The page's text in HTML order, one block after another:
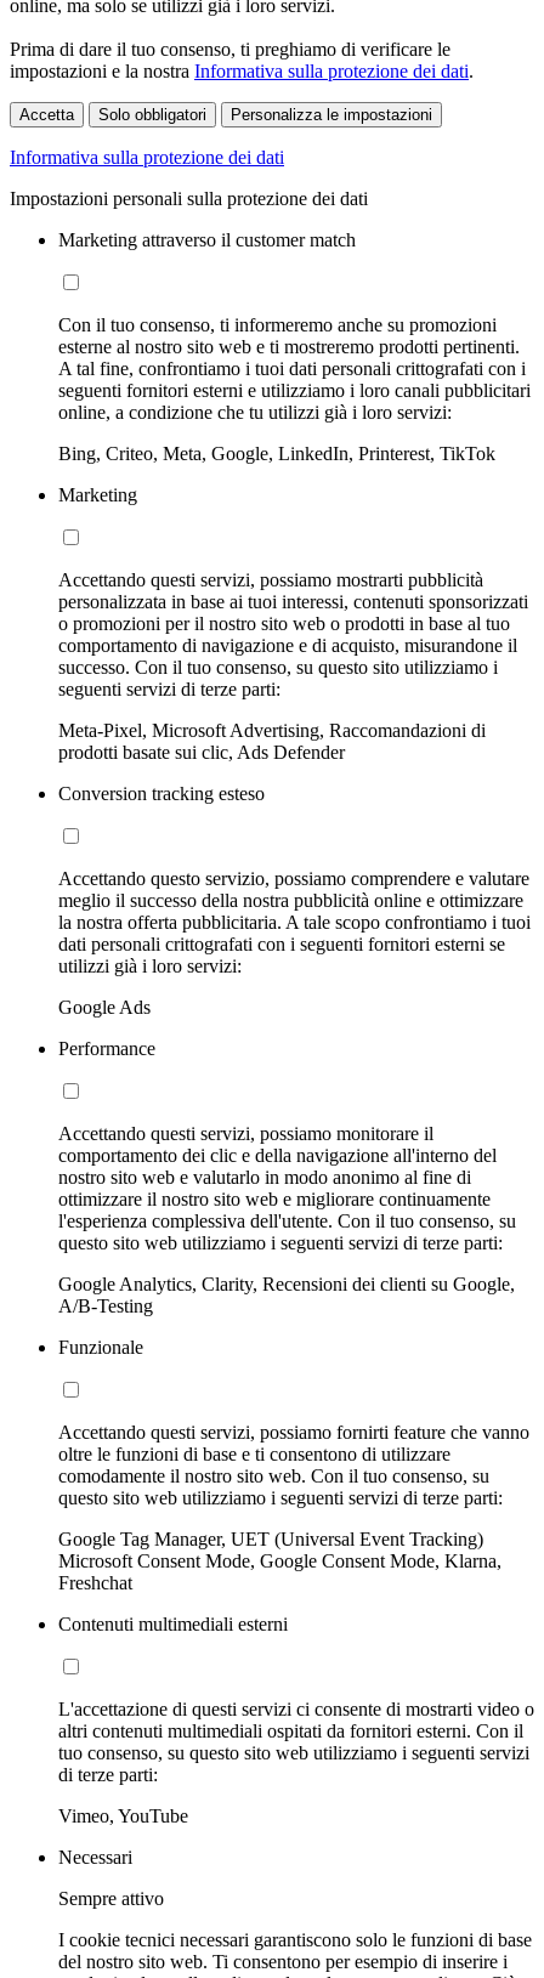
online, ma solo se utilizzi già i loro servizi.
Prima di dare il tuo consenso, ti preghiamo di verificare le
impostazioni e la nostra Informativa sulla protezione dei dati.
Accetta Solo obbligatori Personalizza le impostazioni
Informativa sulla protezione dei dati
Impostazioni personali sulla protezione dei dati
Marketing attraverso il customer match
Con il tuo consenso, ti informeremo anche su promozioni
esterne al nostro sito web e ti mostreremo prodotti pertinenti.
A tal fine, confrontiamo i tuoi dati personali crittografati con i
seguenti fornitori esterni e utilizziamo i loro canali pubblicitari
online, a condizione che tu utilizzi già i loro servizi:
Bing, Criteo, Meta, Google, LinkedIn, Printerest, TikTok
Marketing
Accettando questi servizi, possiamo mostrarti pubblicità
personalizzata in base ai tuoi interessi, contenuti sponsorizzati
o promozioni per il nostro sito web o prodotti in base al tuo
comportamento di navigazione e di acquisto, misurandone il
successo. Con il tuo consenso, su questo sito utilizziamo i
seguenti servizi di terze parti:
Meta-Pixel, Microsoft Advertising, Raccomandazioni di
prodotti basate sui clic, Ads Defender
Conversion tracking esteso
Accettando questo servizio, possiamo comprendere e valutare
meglio il successo della nostra pubblicità online e ottimizzare
la nostra offerta pubblicitaria. A tale scopo confrontiamo i tuoi
dati personali crittografati con i seguenti fornitori esterni se
utilizzi già i loro servizi:
Google Ads
Performance
Accettando questi servizi, possiamo monitorare il
comportamento dei clic e della navigazione all'interno del
nostro sito web e valutarlo in modo anonimo al fine di
ottimizzare il nostro sito web e migliorare continuamente
l'esperienza complessiva dell'utente. Con il tuo consenso, su
questo sito web utilizziamo i seguenti servizi di terze parti:
Google Analytics, Clarity, Recensioni dei clienti su Google,
A/B-Testing
Funzionale
Accettando questi servizi, possiamo fornirti feature che vanno
oltre le funzioni di base e ti consentono di utilizzare
comodamente il nostro sito web. Con il tuo consenso, su
questo sito web utilizziamo i seguenti servizi di terze parti:
Google Tag Manager, UET (Universal Event Tracking)
Microsoft Consent Mode, Google Consent Mode, Klarna,
Freshchat
Contenuti multimediali esterni
L'accettazione di questi servizi ci consente di mostrarti video o
altri contenuti multimediali ospitati da fornitori esterni. Con il
tuo consenso, su questo sito web utilizziamo i seguenti servizi
di terze parti:
Vimeo, YouTube
Necessari
Sempre attivo
I cookie tecnici necessari garantiscono solo le funzioni di base
del nostro sito web. Ti consentono per esempio di inserire i